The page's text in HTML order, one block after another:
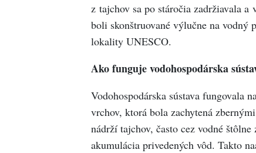
z tajchov sa po stáročia zadržiavala
boli skonštruované výlučne na vodný
lokality UNESCO.
Ako funguje vodohospodárska
Vodohospodárska sústava fungovala
vrchov, ktorá bola zachytená
nádrží tajchov, často cez vodné
akumulácia privedených vôd. Takto